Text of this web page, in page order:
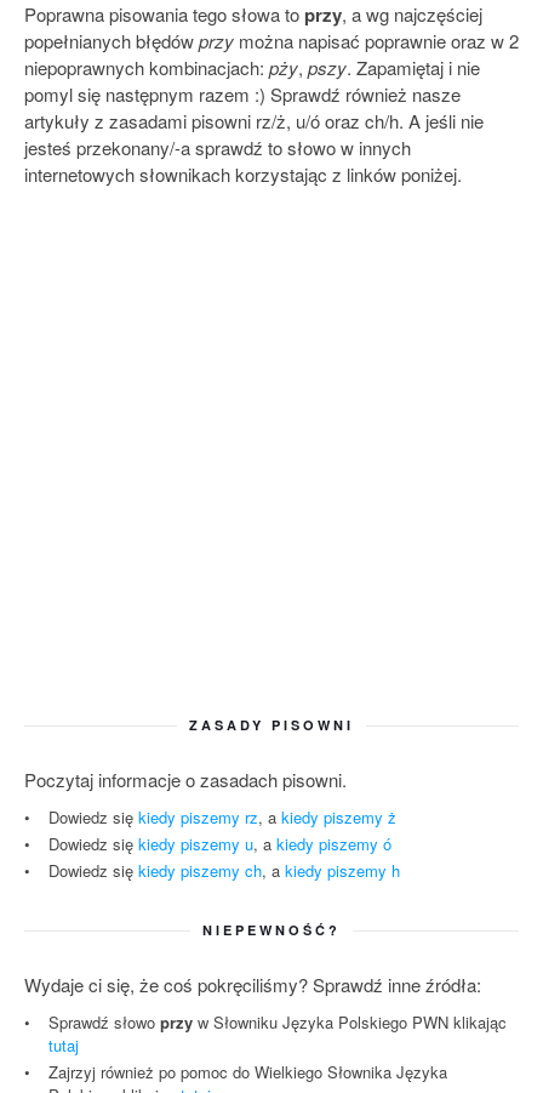
Poprawna pisowania tego słowa toprzy, a wg najczęściej
popełnianych błędówprzy można napisać poprawnie oraz w 2
niepoprawnych kombinacjach: pży, pszy. Zapamiętaj i nie
pomyl się następnym razem :) Sprawdź również nasze
artykuły z zasadami pisowni rz/ż, u/ó oraz ch/h. A jeśli nie
jesteś przekonany/-a sprawdź to słowo w innych
internetowych słownikach korzystając z linków poniżej.
ZASADY PISOWNI
Poczytaj informacje o zasadach pisowni.
Dowiedz się kiedy piszemy rz, a kiedy piszemy ż
Dowiedz się kiedy piszemy u, a kiedy piszemy ó
Dowiedz się kiedy piszemy ch, a kiedy piszemy h
NIEPEWNOŚĆ?
Wydaje ci się, że coś pokręciliśmy? Sprawdź inne źródła:
Sprawdź słowo przy w Słowniku Języka Polskiego PWN klikając
tutaj
Zajrzyj również po pomoc do Wielkiego Słownika Języka